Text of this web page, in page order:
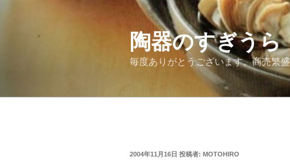
陶器のすぎうら
毎度ありがとうございます。商売繁
投
2004年11月16日 投稿者: MOTOHIRO